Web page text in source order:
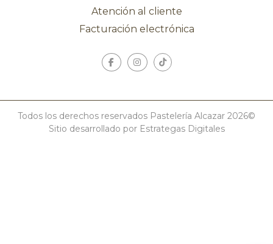
Atención al cliente
Facturación electrónica
Todos los derechos reservados Pastelería Alcazar 2026©
Sitio desarrollado por Estrategas Digitales